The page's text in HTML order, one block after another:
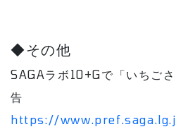
◆その他
SAGAラボ10+Gで「いちご
告
https://